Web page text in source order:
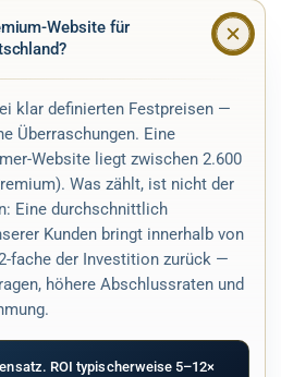
Website für
klar definierten Festpreisen —
Überraschungen. Eine
Website liegt zwischen 2.600
Was zählt, ist nicht der
Eine durchschnittlich
Kunden bringt innerhalb von
fache der Investition zurück —
höhere Abschlussraten und
ROI typischerweise 5–12×